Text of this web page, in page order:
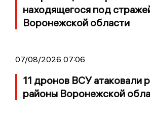
находящегося под
Воронежской области
07/08/2026 07:06
11 дронов ВСУ атаковали
районы Воронежской